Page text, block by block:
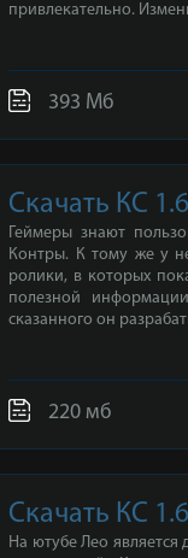
привлекательно.
393 Мб
Скачать КС
Геймеры знают
Контры. К тому же у
ролики, в которых
полезной
сказанного он
220 мб
Скачать КС
На ютубе Лео